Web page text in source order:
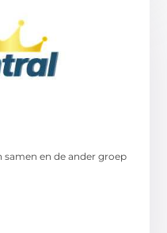
en de ander groep